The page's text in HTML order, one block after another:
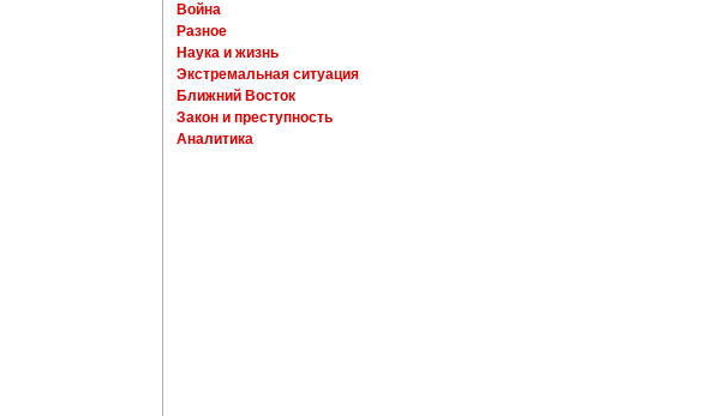
Война
Разное
Наука и жизнь
Экстремальная ситуация
Ближний Восток
Закон и преступность
Аналитика